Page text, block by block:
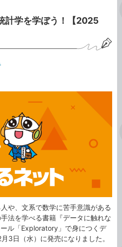
計学を学ぼう！【2025
や、文系で数学に苦手意識がある
法を学べる書籍『データに触れな
ル「Exploratory」で身につくデ
3日（水）に発売になりました。